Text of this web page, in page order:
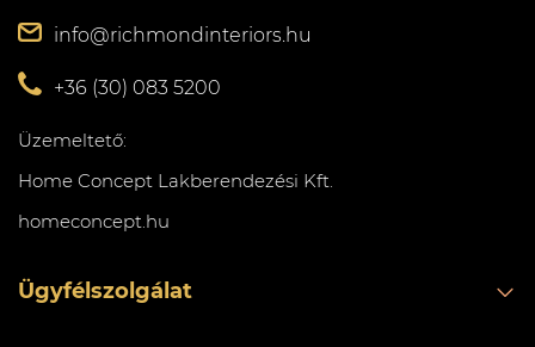
info@richmondinteriors.hu
+36 (30) 083 5200
Üzemeltető:
Home Concept Lakberendezési Kft.
homeconcept.hu
Ügyfélszolgálat